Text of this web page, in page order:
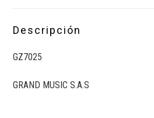
Descripción
GZ7025
GRAND MUSIC S.A.S